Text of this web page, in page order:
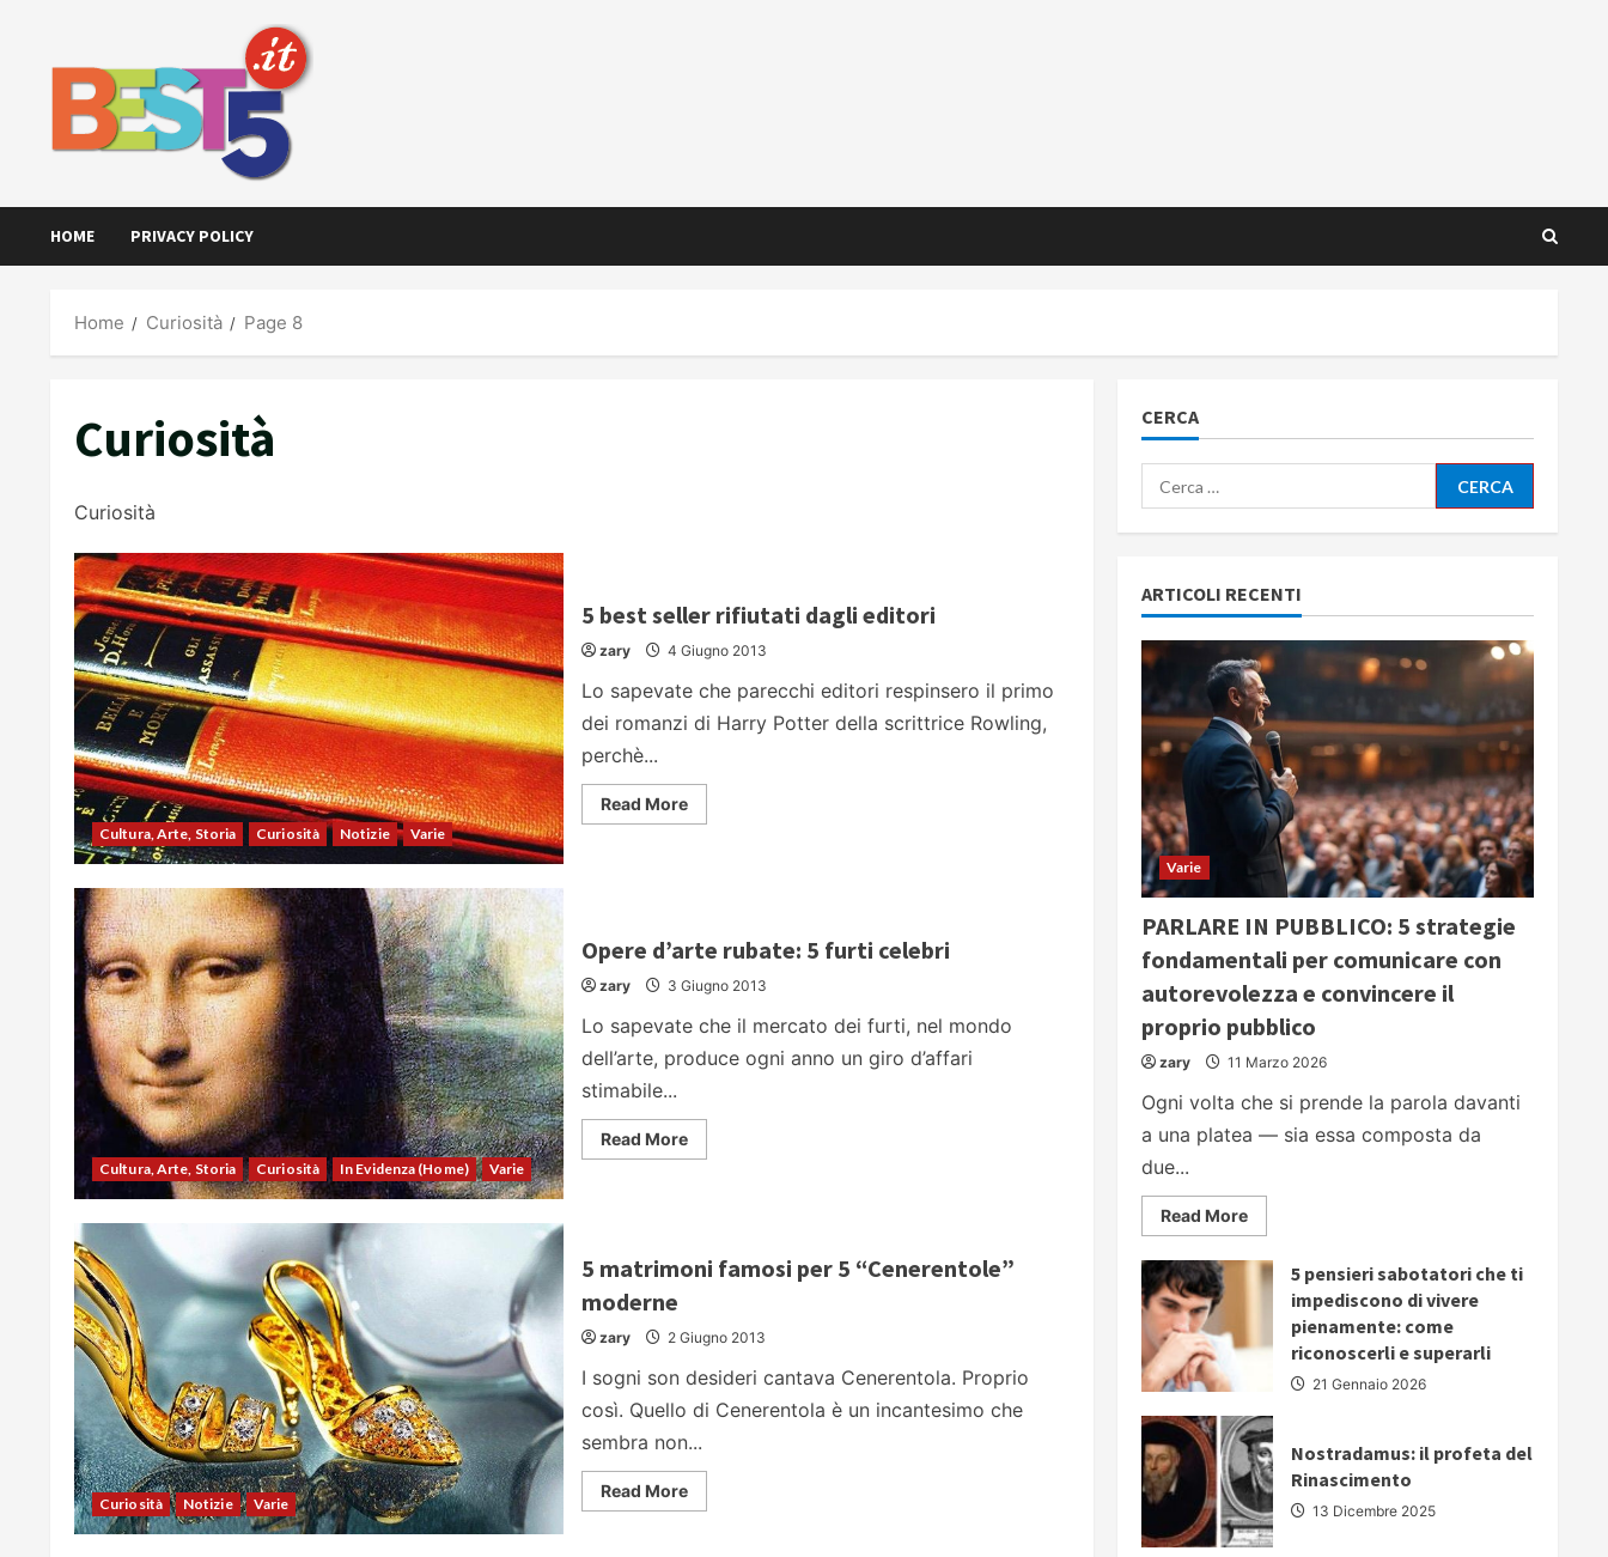
HOME PRIVACY POLICY
Home Curiosità Page 8
Curiosità
Curiosità
Cultura, Arte, Storia Curiosità Notizie Varie
5 best seller rifiutati dagli editori
zary 4 Giugno 2013
Lo sapevate che parecchi editori respinsero il primo
dei romanzi di Harry Potter della scrittrice Rowling,
perchè...
Read MoreRead
more
Cultura, Arte, Storia Curiosità In Evidenza (Home) Varie
Opere d’arte rubate: 5 furti celebri
zary 3 Giugno 2013
Lo sapevate che il mercato dei furti, nel mondo
dell’arte, produce ogni anno un giro d’affari
stimabile...
Read MoreRead
more
celebri
Curiosità Notizie Varie
5 matrimoni famosi per 5 “Cenerentole”
moderne
zary 2 Giugno 2013
I sogni son desideri cantava Cenerentola. Proprio
così. Quello di Cenerentola è un incantesimo che
sembra non...
Read MoreRead
more
CERCA
Ricerca
per:
ARTICOLI RECENTI
Varie
PARLARE IN PUBBLICO: 5 strategie
fondamentali per comunicare con
autorevolezza e convincere il
proprio pubblico
zary 11 Marzo 2026
Ogni volta che si prende la parola davanti
a una platea — sia essa composta da
due...
Read MoreRead
more
PARLARE
IN
PUBBLICO:
strategie
fondamentali
comunicare
autorevolezza
e
convincere
il
proprio
pubblico
5 pensieri sabotatori che ti
impediscono di vivere
pienamente: come
riconoscerli e superarli
21 Gennaio 2026
Nostradamus: il profeta del
Rinascimento
13 Dicembre 2025